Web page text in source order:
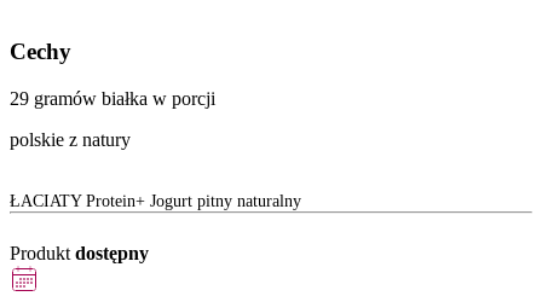
Cechy
29 gramów białka w porcji
polskie z natury
ŁACIATY Protein+ Jogurt pitny naturalny
Produkt dostępny